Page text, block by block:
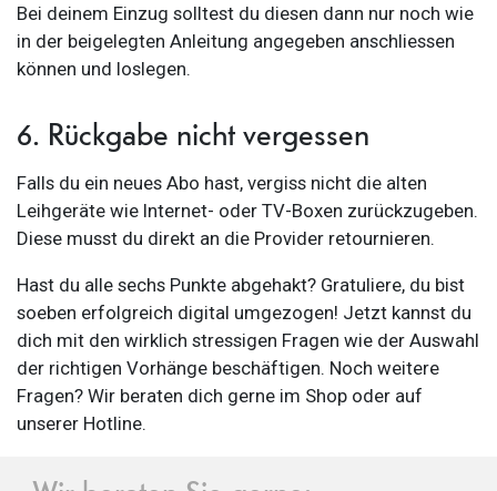
Bei deinem Einzug solltest du diesen dann nur noch wie
in der beigelegten Anleitung angegeben anschliessen
können und loslegen.
6. Rückgabe nicht vergessen
Falls du ein neues Abo hast, vergiss nicht die alten
Leihgeräte wie Internet- oder TV-Boxen zurückzugeben.
Diese musst du direkt an die Provider retournieren.
Hast du alle sechs Punkte abgehakt? Gratuliere, du bist
soeben erfolgreich digital umgezogen! Jetzt kannst du
dich mit den wirklich stressigen Fragen wie der Auswahl
der richtigen Vorhänge beschäftigen. Noch weitere
Fragen? Wir beraten dich gerne im Shop oder auf
unserer Hotline.